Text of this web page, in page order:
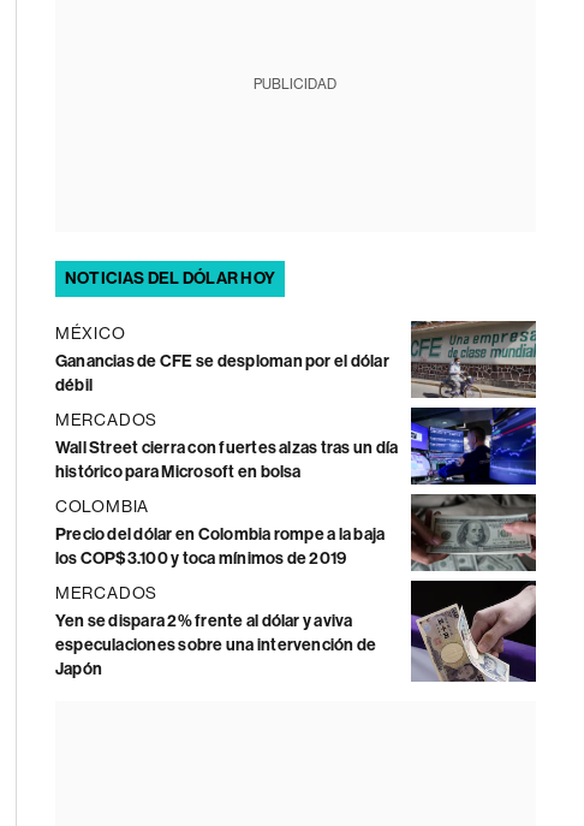
PUBLICIDAD
NOTICIAS DEL DÓLAR HOY
MÉXICO
Ganancias de CFE se desploman por el dólar
débil
MERCADOS
Wall Street cierra con fuertes alzas tras un día
histórico para Microsoft en bolsa
COLOMBIA
Precio del dólar en Colombia rompe a la baja
los COP$3.100 y toca mínimos de 2019
MERCADOS
Yen se dispara 2% frente al dólar y aviva
especulaciones sobre una intervención de
Japón